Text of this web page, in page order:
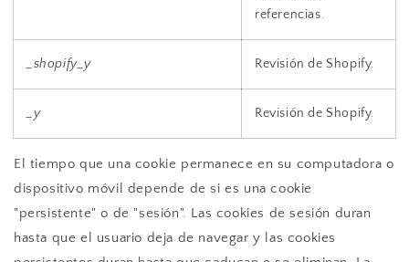
referencias.
_shopify_y Revisión de Shopify.
_y Revisión de Shopify.
El tiempo que una cookie permanece en su computadora o
dispositivo móvil depende de si es una cookie
"persistente" o de "sesión". Las cookies de sesión duran
hasta que el usuario deja de navegar y las cookies